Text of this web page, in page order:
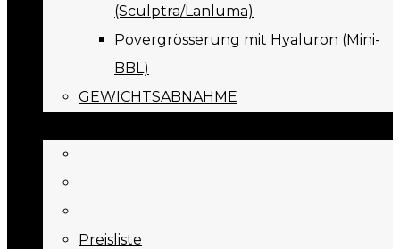
(Sculptra/Lanluma)
Povergrösserung mit Hyaluron (Mini-
BBL)
GEWICHTSABNAHME
Preisliste